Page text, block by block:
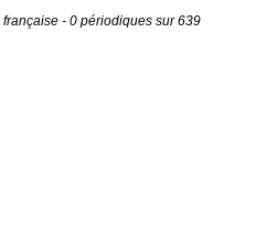
- 0 périodiques sur 639